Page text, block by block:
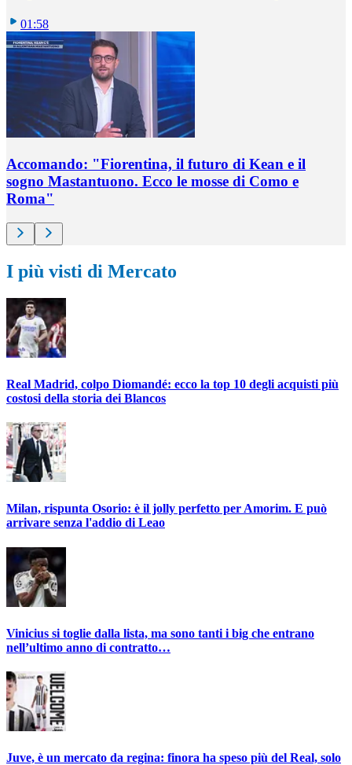
01:58
Accomando: "Fiorentina, il futuro di Kean e il
sogno Mastantuono. Ecco le mosse di Como e
Roma"
I più visti di Mercato
Real Madrid, colpo Diomandé: ecco la top 10 degli acquisti più
costosi della storia dei Blancos
Milan, rispunta Osorio: è il jolly perfetto per Amorim. E può
arrivare senza l'addio di Leao
Vinicius si toglie dalla lista, ma sono tanti i big che entrano
nell’ultimo anno di contratto…
Juve, è un mercato da regina: finora ha speso più del Real, solo